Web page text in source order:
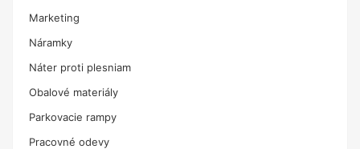
Marketing
Náramky
Náter proti plesniam
Obalové materiály
Parkovacie rampy
Pracovné odevy